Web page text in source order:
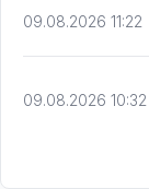
09.08.2026 11:22
09.08.2026 10:32